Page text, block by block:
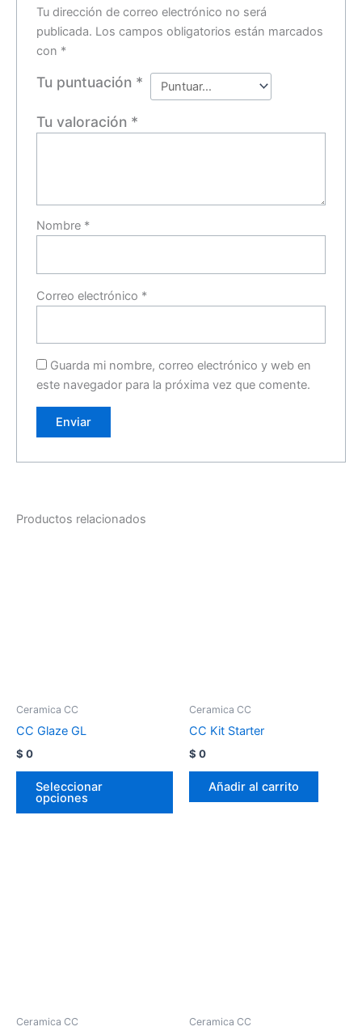
Tu dirección de correo electrónico no será
publicada. Los campos obligatorios están marcados
con *
Tu puntuación *
Tu valoración *
Nombre *
Correo electrónico *
Guarda mi nombre, correo electrónico y web en
este navegador para la próxima vez que comente.
Productos relacionados
Ceramica CC
CC Glaze GL
$ 0
Seleccionar
opciones
Ceramica CC
CC Kit Starter
$ 0
Añadir al carrito
Ceramica CC Ceramica CC